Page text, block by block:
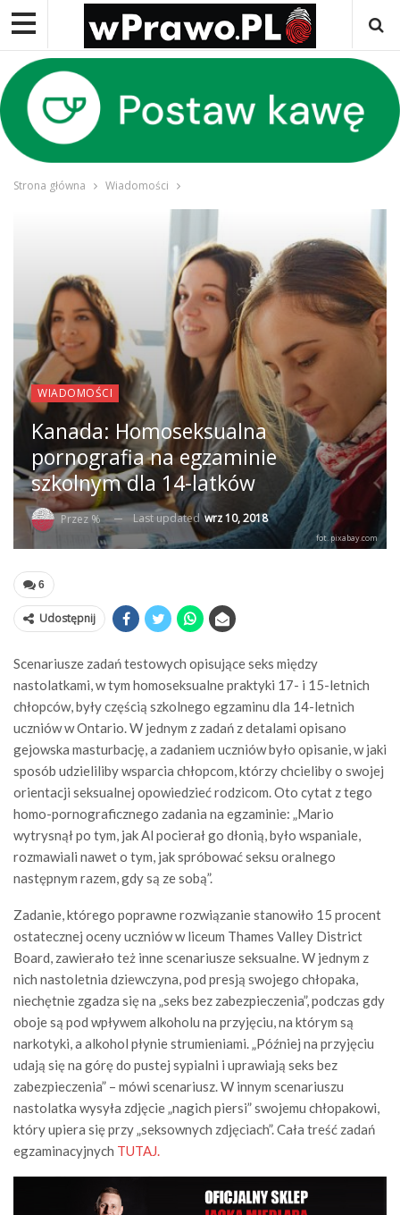
Strona główna Wiadomości
WIADOMOŚCI
Kanada: Homoseksualna
pornografia na egzaminie
szkolnym dla 14-latków
Przez % Last updatedwrz 10, 2018
fot. pixabay.com
6
Udostępnij
Scenariusze zadań testowych opisujące seks między
nastolatkami, w tym homoseksualne praktyki 17- i 15-letnich
chłopców, były częścią szkolnego egzaminu dla 14-letnich
uczniów w Ontario. W jednym z zadań z detalami opisano
gejowska masturbację, a zadaniem uczniów było opisanie, w jaki
sposób udzieliliby wsparcia chłopcom, którzy chcieliby o swojej
orientacji seksualnej opowiedzieć rodzicom. Oto cytat z tego
homo-pornograficznego zadania na egzaminie: „Mario
wytrysnął po tym, jak Al pocierał go dłonią, było wspaniale,
rozmawiali nawet o tym, jak spróbować seksu oralnego
następnym razem, gdy są ze sobą”.
Zadanie, którego poprawne rozwiązanie stanowiło 15 procent
ostatecznej oceny uczniów w liceum Thames Valley District
Board, zawierało też inne scenariusze seksualne. W jednym z
nich nastoletnia dziewczyna, pod presją swojego chłopaka,
niechętnie zgadza się na „seks bez zabezpieczenia”, podczas gdy
oboje są pod wpływem alkoholu na przyjęciu, na którym są
narkotyki, a alkohol płynie strumieniami. „Później na przyjęciu
udają się na górę do pustej sypialni i uprawiają seks bez
zabezpieczenia” – mówi scenariusz. W innym scenariuszu
nastolatka wysyła zdjęcie „nagich piersi” swojemu chłopakowi,
który upiera się przy „seksownych zdjęciach”. Cała treść zadań
egzaminacyjnych TUTAJ.